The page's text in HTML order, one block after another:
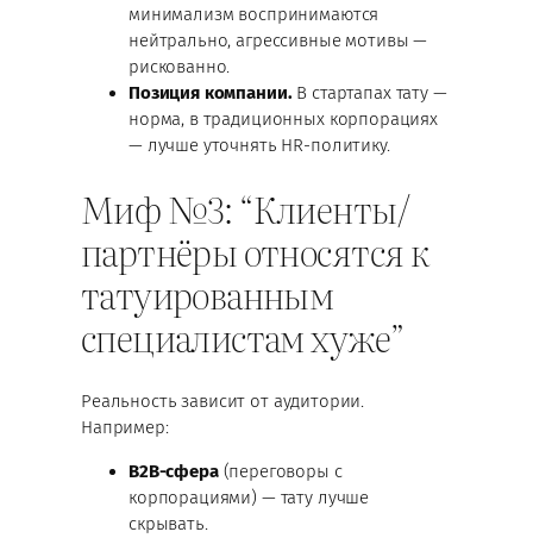
минимализм воспринимаются
нейтрально, агрессивные мотивы —
рискованно.
Позиция компании.В стартапах тату —
норма, в традиционных корпорациях
— лучше уточнять HR-политику.
Миф №3: “Клиенты/
партнёры относятся к
татуированным
специалистам хуже”
Реальность зависит от аудитории.
Например:
B2B-сфера(переговоры с
корпорациями) — тату лучше
скрывать.